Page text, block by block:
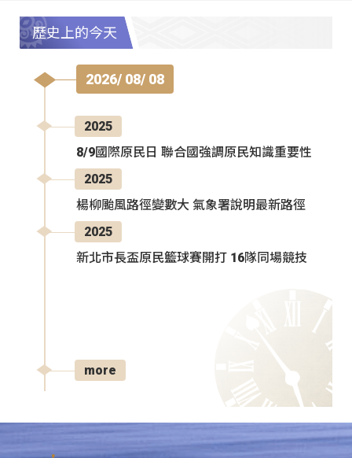
歷史上的今天
2026/ 08/ 08
2025
8/9國際原民日 聯合國強調原民知識重要性
2025
楊柳颱風路徑變數大 氣象署說明最新路徑
2025
新北市長盃原民籃球賽開打 16隊同場競技
more